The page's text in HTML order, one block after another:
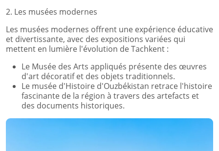
2. Les musées modernes
Les musées modernes offrent une expérience éducative
et divertissante, avec des expositions variées qui
mettent en lumière l'évolution de Tachkent :
Le Musée des Arts appliqués présente des œuvres
d'art décoratif et des objets traditionnels.
Le musée d'Histoire d'Ouzbékistan retrace l'histoire
fascinante de la région à travers des artefacts et
des documents historiques.